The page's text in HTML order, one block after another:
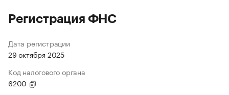
Регистрация ФНС
Дата регистрации
29 октября 2025
Код налогового органа
6200